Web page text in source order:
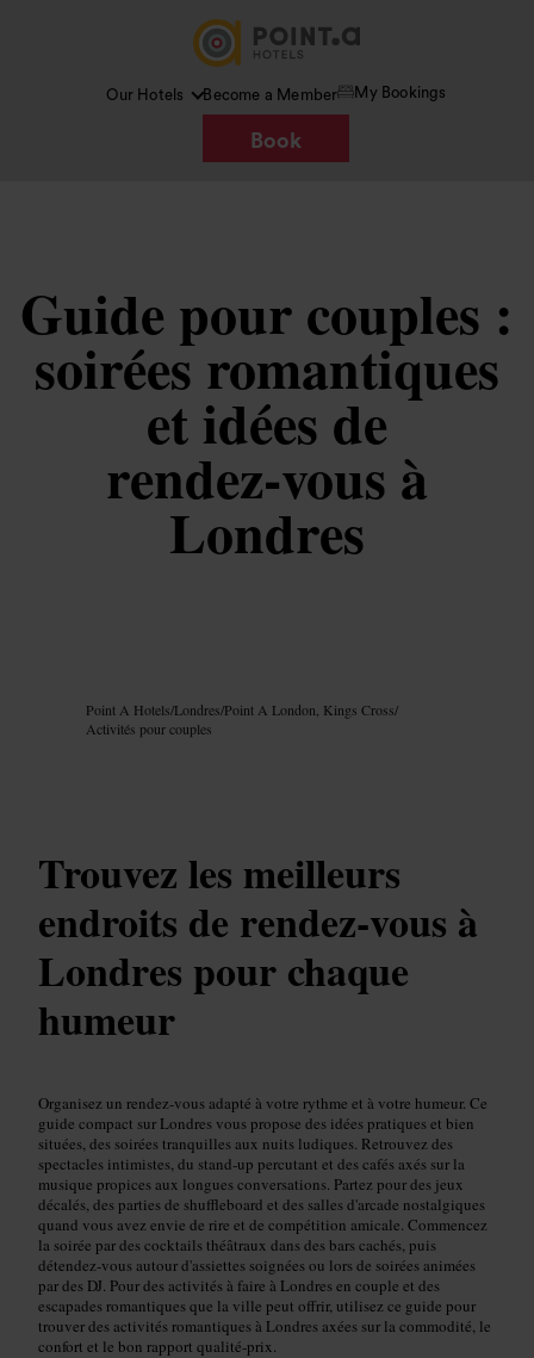
Our Hotels Become a Member My Bookings
Book
Guide pour couples :
soirées romantiques
et idées de
rendez‑vous à
Londres
Point A Hotels/Londres/Point A London, Kings Cross/
Activités pour couples
Trouvez les meilleurs
endroits de rendez‑vous à
Londres pour chaque
humeur
Organisez un rendez-vous adapté à votre rythme et à votre humeur. Ce
guide compact sur Londres vous propose des idées pratiques et bien
situées, des soirées tranquilles aux nuits ludiques. Retrouvez des
spectacles intimistes, du stand‑up percutant et des cafés axés sur la
musique propices aux longues conversations. Partez pour des jeux
décalés, des parties de shuffleboard et des salles d'arcade nostalgiques
quand vous avez envie de rire et de compétition amicale. Commencez
la soirée par des cocktails théâtraux dans des bars cachés, puis
détendez‑vous autour d'assiettes soignées ou lors de soirées animées
par des DJ. Pour des activités à faire à Londres en couple et des
escapades romantiques que la ville peut offrir, utilisez ce guide pour
trouver des activités romantiques à Londres axées sur la commodité, le
confort et le bon rapport qualité‑prix.